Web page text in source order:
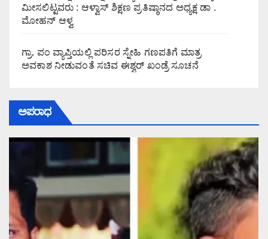
ಮೀಸಲಿಟ್ಟವರು : ಆಳ್ವಾಸ್ ಶಿಕ್ಷಣ ಪ್ರತಿಷ್ಠಾನದ ಅಧ್ಯಕ್ಷ ಡಾ .
ಮೋಹನ್ ಆಳ್ವ
ಗ್ರಾ. ಪಂ ವ್ಯಾಪ್ತಿಯಲ್ಲಿ ಪರಿಸರ ಸ್ನೇಹಿ ಗಣಪತಿಗೆ ಮಾತ್ರ
ಅವಕಾಶ ನೀಡುವಂತೆ ಸಚಿವ ಈಶ್ವರ್ ಖಂಡ್ರೆ ಸೂಚನೆ
ಅಪರಾಧ